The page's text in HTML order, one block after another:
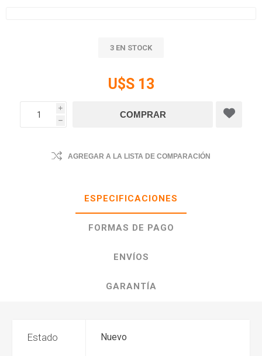
3 EN STOCK
U$S 13
i
h
AGREGAR A LA LISTA DE COMPARACIÓN
ESPECIFICACIONES
FORMAS DE PAGO
ENVÍOS
GARANTÍA
Estado Nuevo